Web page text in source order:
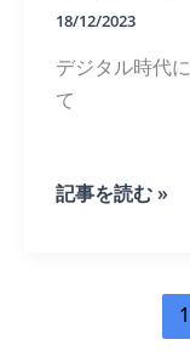
18/12/2023
デジタル時代
て
イ
記事を読む »
1